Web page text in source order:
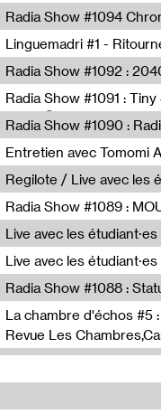
Jérôme Game,Jean-
Reboot.fm
Linguemadri #1 -
Meris Angioletti
Radia Show #1092 :
Diffusion FM
Radia Show #1091 :
Radio Študent
Wave Farm
Entretien avec Tomomi
Tomomi Adachi,Loraine
Radio Panik
Live avec les
Live avec les
Resonance
La chambre d'échos #5
Revue Les